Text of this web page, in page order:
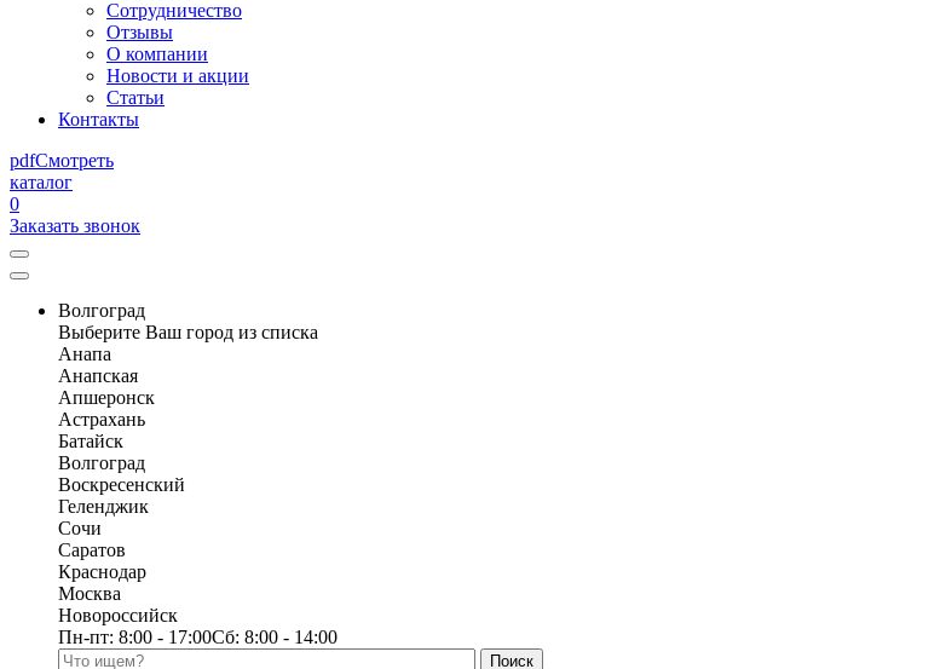
Сотрудничество
Отзывы
О компании
Новости и акции
Статьи
Контакты
pdfСмотреть
каталог
0
Заказать звонок
Волгоград
Выберите Ваш город из списка
Анапа
Анапская
Апшеронск
Астрахань
Батайск
Волгоград
Воскресенский
Геленджик
Сочи
Саратов
Краснодар
Москва
Новороссийск
Пн-пт: 8:00 - 17:00Сб: 8:00 - 14:00
Поиск по каталогу